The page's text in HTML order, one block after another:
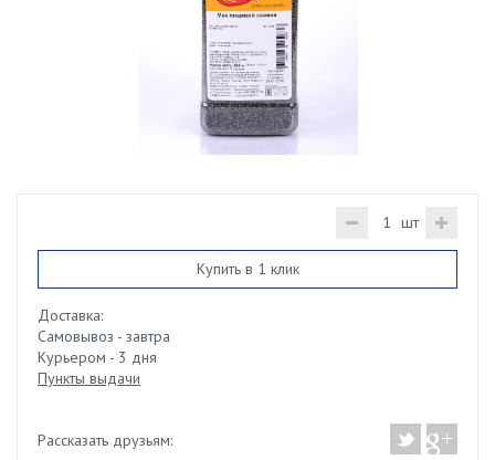
шт
Купить в 1 клик
Доставка:
Самовывоз - завтра
Курьером - 3 дня
Пункты выдачи
Рассказать друзьям: